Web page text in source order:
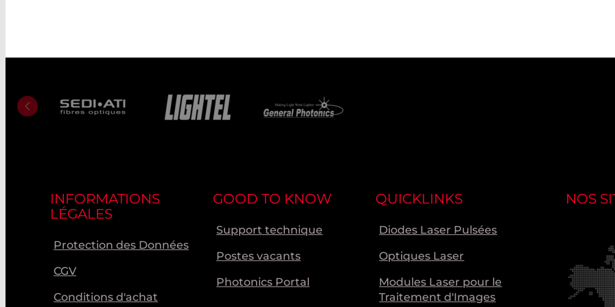
INFORMATIONS
LÉGALES
Protection des Données
CGV
Conditions d'achat
GOOD TO KNOW
Support technique
Postes vacants
Photonics Portal
QUICKLINKS
Diodes Laser Pulsées
Optiques Laser
Modules Laser pour le
Traitement d'Images
NOS